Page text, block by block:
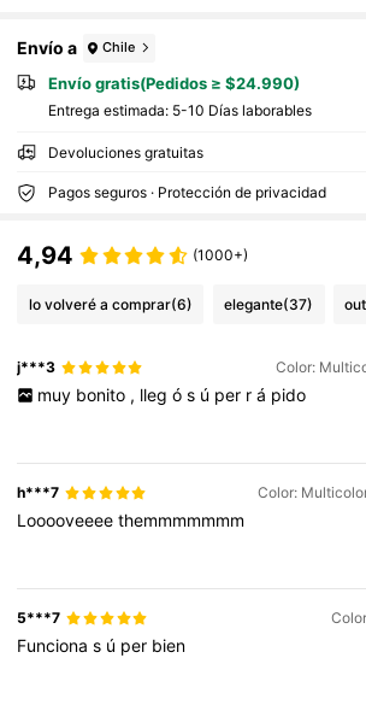
Envío a Chile
Envío gratis(Pedidos ≥ $24.990)
Entrega estimada: 5-10 Días laborables
Devoluciones gratuitas
Pagos seguros · Protección de privacidad
4,94 (1000+)
lo volveré a comprar(6) elegante(37)
j***3 Color:
muy bonito , lleg ó s ú per r á pido
h***7 Color:
Looooveeeethemmmmmmm
5***7
Funcionas ú per bien